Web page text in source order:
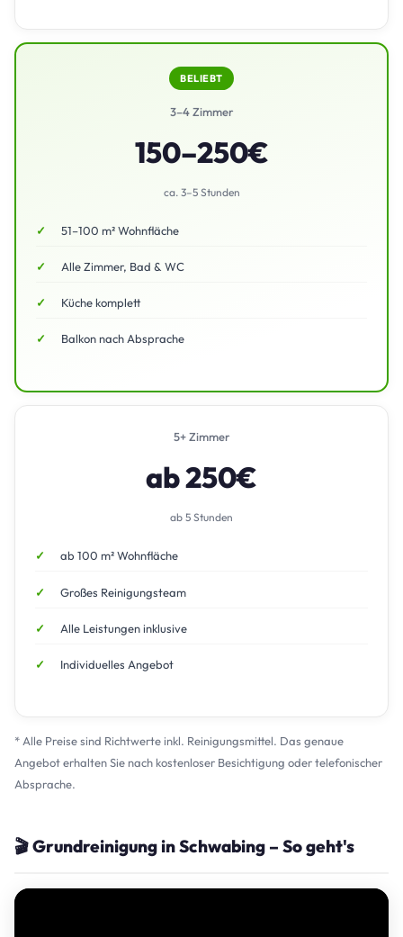
BELIEBT
3–4 Zimmer
150–250€
ca. 3–5 Stunden
51–100 m² Wohnfläche
Alle Zimmer, Bad & WC
Küche komplett
Balkon nach Absprache
5+ Zimmer
ab 250€
ab 5 Stunden
ab 100 m² Wohnfläche
Großes Reinigungsteam
Alle Leistungen inklusive
Individuelles Angebot
* Alle Preise sind Richtwerte inkl. Reinigungsmittel. Das genaue
Angebot erhalten Sie nach kostenloser Besichtigung oder telefonischer
Absprache.
🎬 Grundreinigung in Schwabing – So geht's